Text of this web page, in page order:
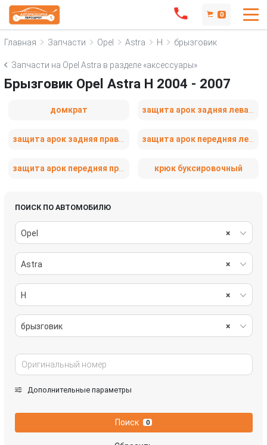
0
Главная Запчасти Opel Astra H брызговик
Запчасти на Opel Astra в разделе «аксессуары»
Брызговик Opel Astra H 2004 - 2007
домкрат
крюк буксировочный
ПОИСК ПО АВТОМОБИЛЮ
×
Opel
×
Astra
×
H
×
брызговик
Дополнительные параметры
Поиск 0